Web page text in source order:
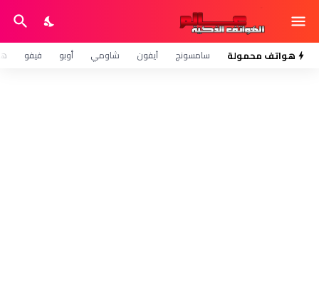
هواتف محمولة سامسونج آيفون شاومي أوبو فيفو